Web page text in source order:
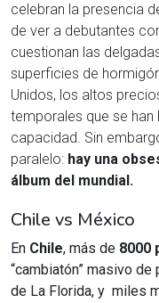
celebran la presencia
de ver a debutantes
cuestionan las
superficies de
Unidos, los altos
temporales que se
capacidad. Sin
paralelo: hay una
álbum del mundial.
Chile vs México
En Chile, más de 8000
“cambiatón” masivo
de La Florida, y miles